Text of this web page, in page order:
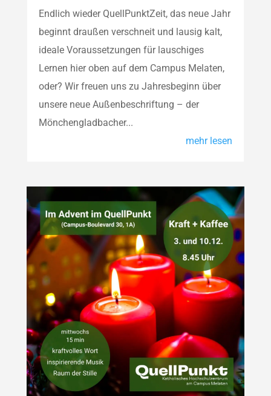
Endlich wieder QuellPunktZeit, das neue Jahr
beginnt draußen verschneit und lausig kalt,
ideale Voraussetzungen für lauschiges
Lernen hier oben auf dem Campus Melaten,
oder? Wir freuen uns zu Jahresbeginn über
unsere neue Außenbeschriftung – der
Mönchengladbacher...
mehr lesen